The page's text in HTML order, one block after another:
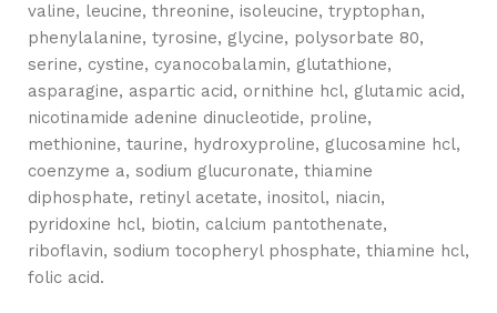
valine, leucine, threonine, isoleucine, tryptophan,
phenylalanine, tyrosine, glycine, polysorbate 80,
serine, cystine, cyanocobalamin, glutathione,
asparagine, aspartic acid, ornithine hcl, glutamic acid,
nicotinamide adenine dinucleotide, proline,
methionine, taurine, hydroxyproline, glucosamine hcl,
coenzyme a, sodium glucuronate, thiamine
diphosphate, retinyl acetate, inositol, niacin,
pyridoxine hcl, biotin, calcium pantothenate,
riboflavin, sodium tocopheryl phosphate, thiamine hcl,
folic acid.